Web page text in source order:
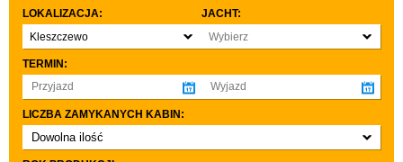
LOKALIZACJA:
Kleszczewo
JACHT:
Wybierz
TERMIN:
LICZBA ZAMYKANYCH KABIN:
Dowolna ilość